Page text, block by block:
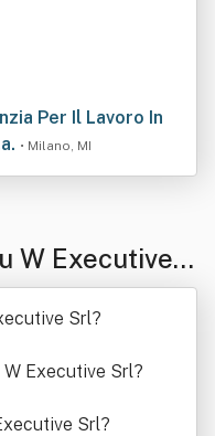
Per Il Lavoro In
• Milano, MI
W Executive
Srl?
Executive Srl?
Srl?